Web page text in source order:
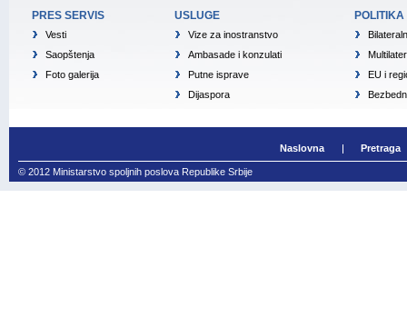
PRES SERVIS
Vesti
Saopštenja
Foto galerija
USLUGE
Vize za inostranstvo
Ambasade i konzulati
Putne isprave
Dijaspora
POLITIKA
EU i
Naslovna Pretraga
© 2012 Ministarstvo spoljnih poslova Republike Srbije